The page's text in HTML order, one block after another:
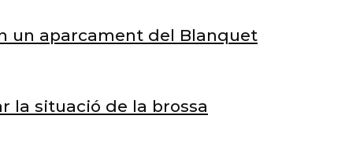
un aparcament del Blanquet
la situació de la brossa